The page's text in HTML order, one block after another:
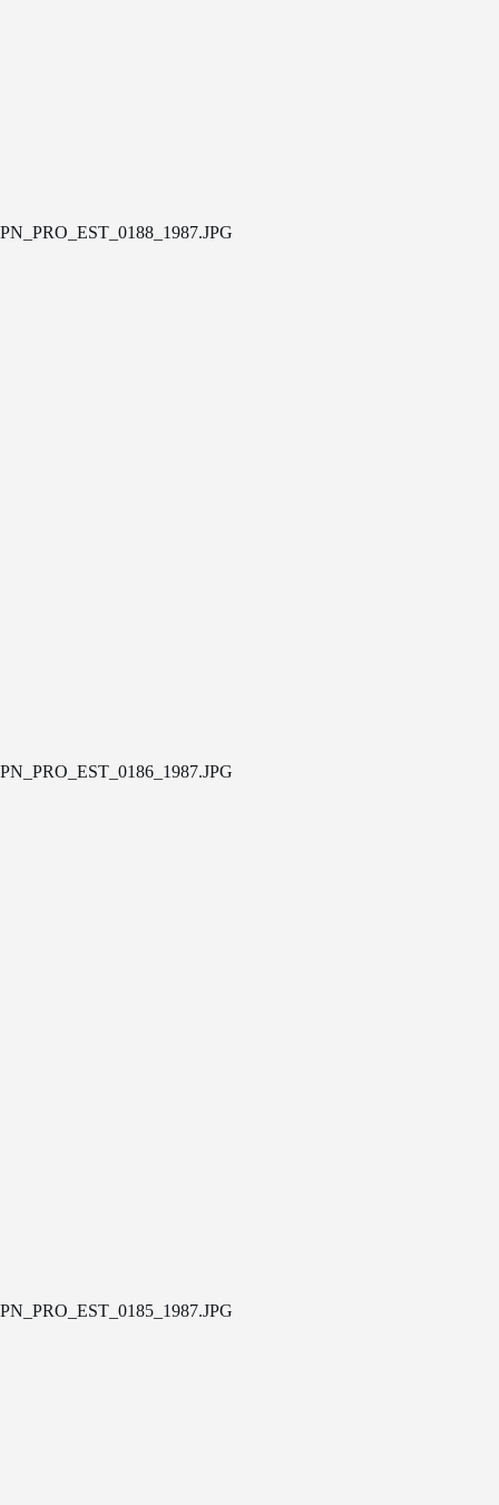
PN_PRO_EST_0188_1987.JPG
PN_PRO_EST_0186_1987.JPG
PN_PRO_EST_0185_1987.JPG